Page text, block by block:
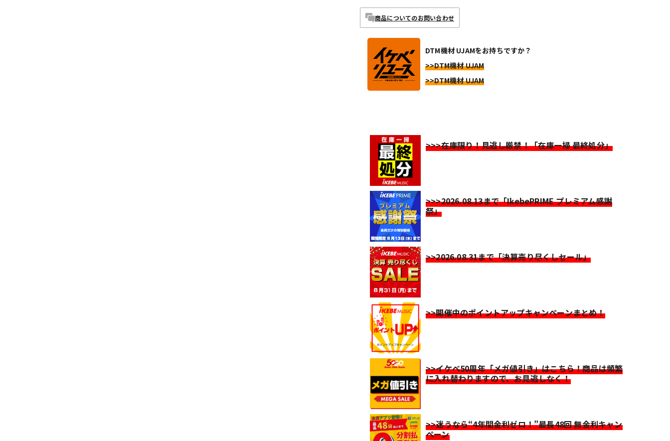
商品についてのお問い合わせ
DTM機材 UJAMをお持ちですか？
>>DTM機材 UJAM
>>DTM機材 UJAM
>>>在庫限り！見逃し厳禁！「在庫一掃 最終処分」
>>>2026.08.13まで「IkebePRIME プレミアム感謝
祭」
>>2026.08.31まで「決算売り尽くしセール」
>>開催中のポイントアップキャンペーンまとめ！
>>イケベ50周年「メガ値引き」はこちら！商品は頻繁
に入れ替わりますので、お見逃しなく！
>>迷うなら“4年間金利ゼロ！”最長48回 無金利キャン
ペーン